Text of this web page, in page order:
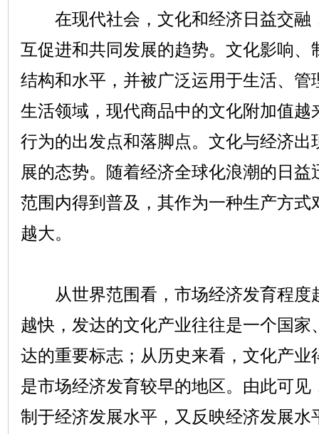
在现代社会，文化和经济日益交融
互促进和共同发展的趋势。文化影响、
结构和水平，并被广泛运用于生活、管
生活领域，现代商品中的文化附加值越
行为的出发点和落脚点。文化与经济出
展的态势。随着经济全球化浪潮的日
范围内得到普及，其作为一种生产方式
越大。
从世界范围看，市场经济发育程度
越快，发达的文化产业往往是一个国家
达的重要标志；从历史来看，文化产业
是市场经济发育较早的地区。由此可见
制于经济发展水平，又反映经济发展水